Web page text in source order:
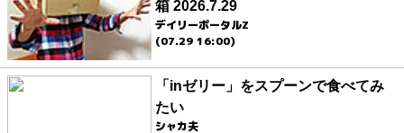
箱 2026.7.29
デイリーポータルZ
(07.29 16:00)
「inゼリー」をスプーンで食べてみ
たい
シャカ夫